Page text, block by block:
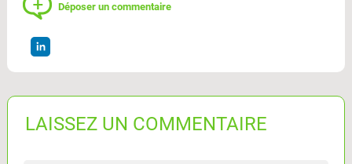
Déposer un commentaire
LAISSEZ UN COMMENTAIRE